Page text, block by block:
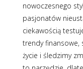
nowoczesnego
pasjonatów
ciekawością
trendy finansowe,
życie i śledzimy